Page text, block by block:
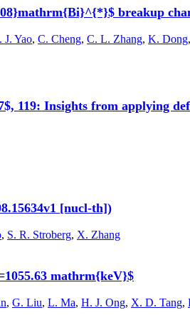
breakup
J. Yao, C. Cheng, C. L. Zhang, K. Dong,
119: Insights from applying
[nucl-th])
, S. R. Stroberg, X. Zhang
mathrm{keV}$
, G. Liu, L. Ma, H. J. Ong, X. D. Tang,